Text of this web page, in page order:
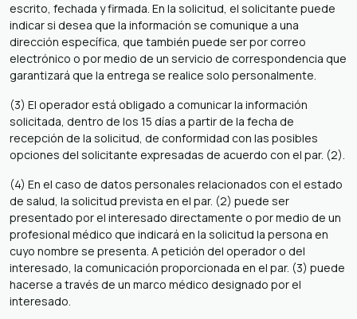
escrito, fechada y firmada. En la solicitud, el solicitante puede
indicar si desea que la información se comunique a una
dirección específica, que también puede ser por correo
electrónico o por medio de un servicio de correspondencia que
garantizará que la entrega se realice solo personalmente.
(3) El operador está obligado a comunicar la información
solicitada, dentro de los 15 días a partir de la fecha de
recepción de la solicitud, de conformidad con las posibles
opciones del solicitante expresadas de acuerdo con el par. (2).
(4) En el caso de datos personales relacionados con el estado
de salud, la solicitud prevista en el par. (2) puede ser
presentado por el interesado directamente o por medio de un
profesional médico que indicará en la solicitud la persona en
cuyo nombre se presenta. A petición del operador o del
interesado, la comunicación proporcionada en el par. (3) puede
hacerse a través de un marco médico designado por el
interesado.